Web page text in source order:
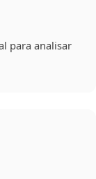
para analisar